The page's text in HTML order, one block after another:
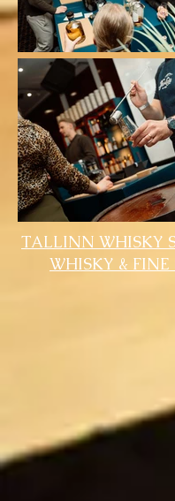
TALLINN WHISKY
WHISKY & FINE